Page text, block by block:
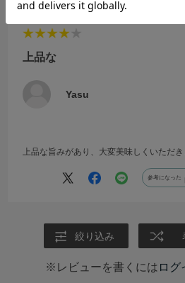
上品な
Yasu
上品な旨みがあり、大変美味しくいただき
参考になった
絞り込み
※レビューを書くには ログ